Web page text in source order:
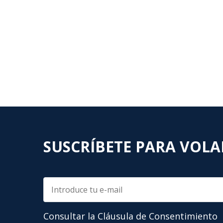
SUSCRÍBETE PARA
Consultar la Cláusula de Consentimiento